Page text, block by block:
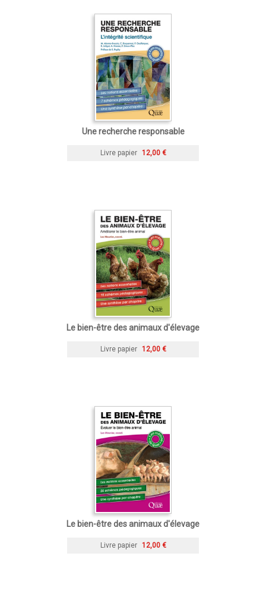
Une recherche responsable
Livre papier 12,00 €
Le bien-être des animaux d'élevage
Livre papier 12,00 €
Le bien-être des animaux d'élevage
Livre papier 12,00 €